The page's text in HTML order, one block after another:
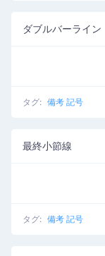
ダブルバーライン
タグ: 備考 記号
最終小節線
タグ: 備考 記号